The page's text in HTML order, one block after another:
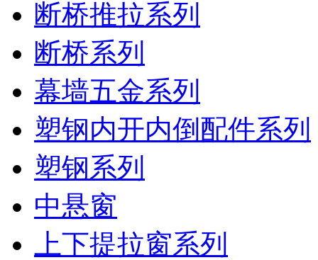
断桥推拉系列
断桥系列
幕墙五金系列
塑钢内开内倒配件系列
塑钢系列
中悬窗
上下提拉窗系列